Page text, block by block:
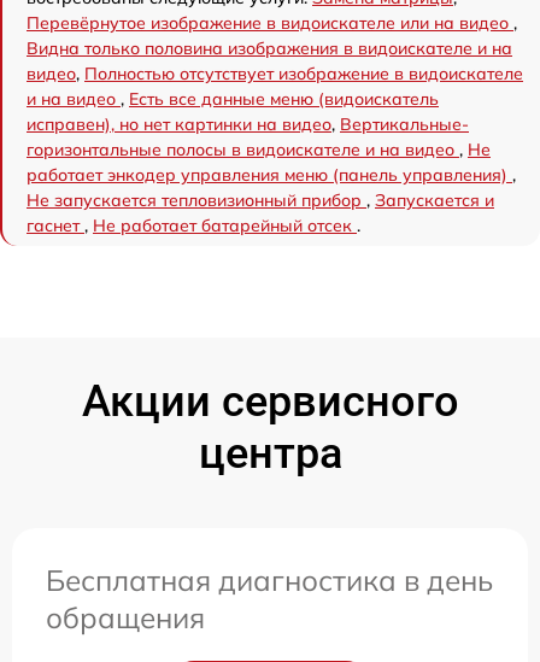
Перевёрнутое изображение в видоискателе или на видео ,
Видна только половина изображения в видоискателе и на
видео, Полностью отсутствует изображение в видоискателе
и на видео , Есть все данные меню (видоискатель
исправен), но нет картинки на видео, Вертикальные-
горизонтальные полосы в видоискателе и на видео , Не
работает энкодер управления меню (панель управления) ,
Не запускается тепловизионный прибор , Запускается и
гаснет, Не работает батарейный отсек .
Акции сервисного
центра
Бесплатная диагностика в день
обращения